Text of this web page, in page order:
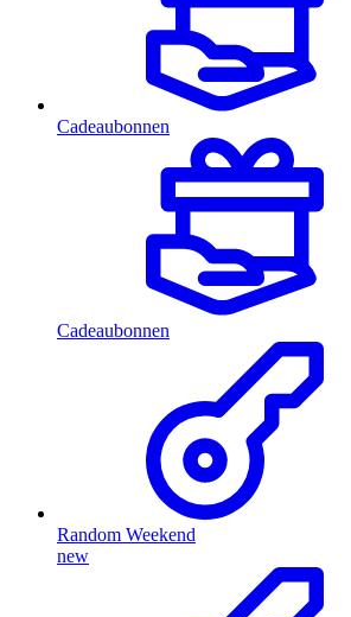
Cadeaubonnen
Cadeaubonnen
Random Weekend
new